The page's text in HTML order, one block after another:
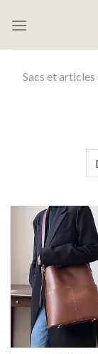
Sacs et articles